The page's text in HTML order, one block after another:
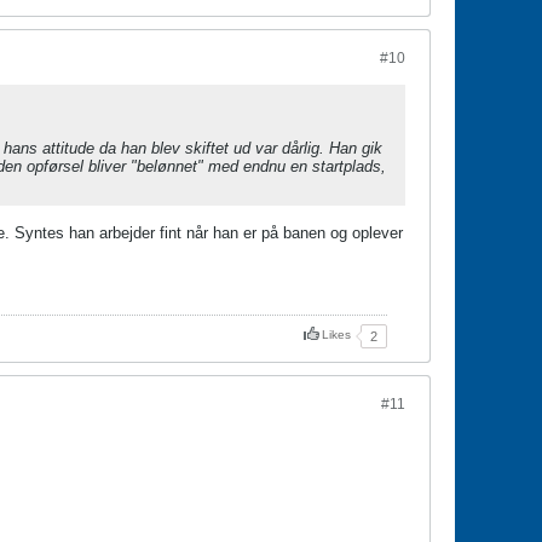
#10
attitude da han blev skiftet ud var dårlig. Han gik
opførsel bliver "belønnet" med endnu en startplads,
han arbejder fint når han er på banen og oplever
Likes 2
#11